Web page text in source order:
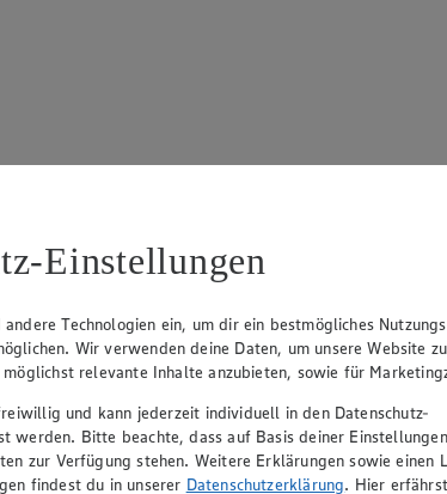
Einstellungen
andere Technologien ein, um dir ein bestmögliches
Wir verwenden deine Daten, um unsere Website zu
relevante Inhalte anzubieten, sowie für
und kann jederzeit individuell in den Datenschutz-
werden. Bitte beachte, dass auf Basis deiner
zur Verfügung stehen. Weitere Erklärungen sowie einen
findest du in unserer Datenschutzerklärung. Hier